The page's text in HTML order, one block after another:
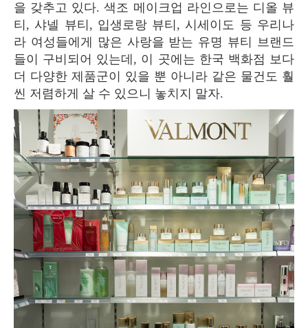
을 갖추고 있다. 색조 메이크업 라인으로는 디올 뷰
티, 샤넬 뷰티, 입생로랑 뷰티, 시세이도 등 우리나
라 여성들에게 많은 사랑을 받는 유명 뷰티 브랜드
들이 구비되어 있는데, 이 곳에는 한국 백화점 보다
더 다양한 제품군이 있을 뿐 아니라 같은 물건도 훨
씬 저렴하게 살 수 있으니 놓치지 말자.